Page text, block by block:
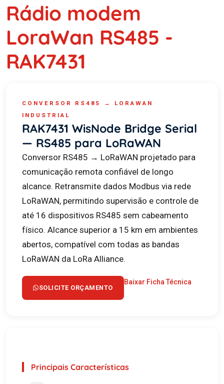
Rádio modem
LoraWan RS485 -
RAK7431
CONVERSOR RS485 → LORAWAN
INDUSTRIAL
RAK7431 WisNode Bridge Serial
— RS485 para LoRaWAN
Conversor RS485 → LoRaWAN projetado para
comunicação remota confiável de longo
alcance. Retransmite dados Modbus via rede
LoRaWAN, permitindo supervisão e controle de
até 16 dispositivos RS485 sem cabeamento
físico. Alcance superior a 15 km em ambientes
abertos, compatível com todas as bandas
LoRaWAN da LoRa Alliance.
SOLICITE ORÇAMENTO
Baixar Ficha Técnica
Principais Características